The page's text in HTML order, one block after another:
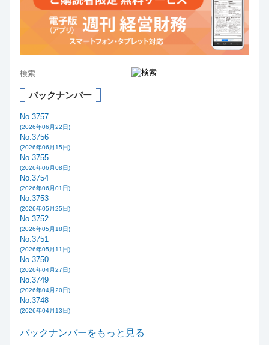
バックナンバー
No.3757
(2026年06月22日)
No.3756
(2026年06月15日)
No.3755
(2026年06月08日)
No.3754
(2026年06月01日)
No.3753
(2026年05月25日)
No.3752
(2026年05月18日)
No.3751
(2026年05月11日)
No.3750
(2026年04月27日)
No.3749
(2026年04月20日)
No.3748
(2026年04月13日)
バックナンバーをもっと見る